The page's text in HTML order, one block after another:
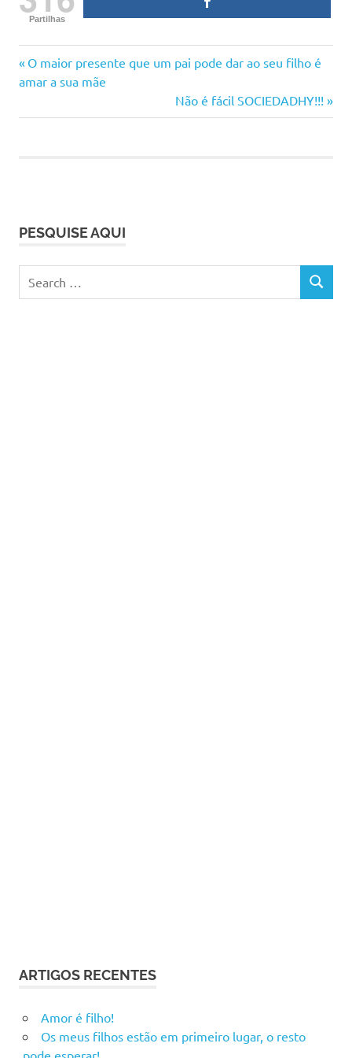
Partilhas
mãe
Navegação
Previous
Post:
O maior presente que um pai pode dar ao seu filho é
amar a sua mãe
Next
Post:
Não é fácil SOCIEDADHY!!!
PESQUISE AQUI
for:
SEARCH
ARTIGOS RECENTES
Amor é filho!
Os meus filhos estão em primeiro lugar, o resto
pode esperar!